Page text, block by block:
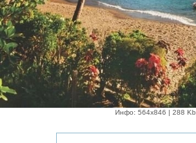
Инфо: 564х846 | 288 Kb